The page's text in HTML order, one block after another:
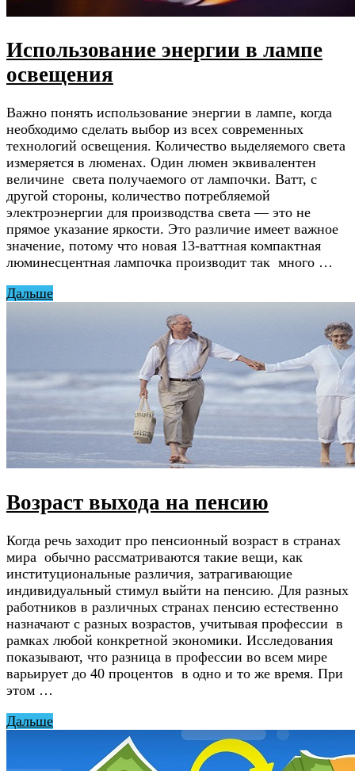
Использование энергии в лампе
освещения
Важно понять использование энергии в лампе, когда
необходимо сделать выбор из всех современных
технологий освещения. Количество выделяемого света
измеряется в люменах. Один люмен эквивалентен
величине света получаемого от лампочки. Ватт, с
другой стороны, количество потребляемой
электроэнергии для производства света — это не
прямое указание яркости. Это различие имеет важное
значение, потому что новая 13-ваттная компактная
люминесцентная лампочка производит так много …
Дальше
Возраст выхода на пенсию
Когда речь заходит про пенсионный возраст в странах
мира обычно рассматриваются такие вещи, как
институциональные различия, затрагивающие
индивидуальный стимул выйти на пенсию. Для разных
работников в различных странах пенсию естественно
назначают с разных возрастов, учитывая профессии в
рамках любой конкретной экономики. Исследования
показывают, что разница в профессии во всем мире
варьирует до 40 процентов в одно и то же время. При
этом …
Дальше